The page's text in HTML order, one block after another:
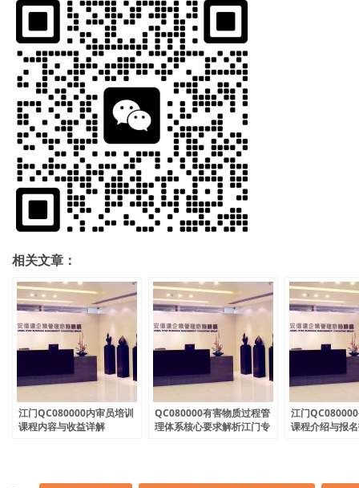
相关文章：
江门QC080000内审员培训
课程内容与收益详解
QC080000有害物质过程管
理体系核心要求解析江门专
江门
课程介绍与报